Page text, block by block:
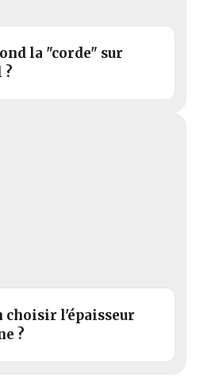
la "corde" sur
?
choisir l'épaisseur
?